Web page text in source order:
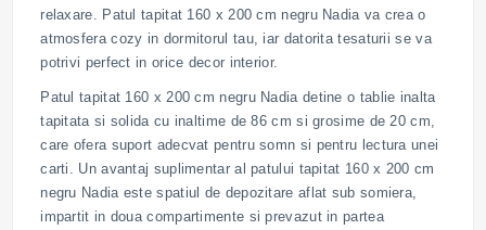
relaxare. Patul tapitat 160 x 200 cm negru Nadia va crea o
atmosfera cozy in dormitorul tau, iar datorita tesaturii se va
potrivi perfect in orice decor interior.
Patul tapitat 160 x 200 cm negru Nadia detine o tablie inalta
tapitata si solida cu inaltime de 86 cm si grosime de 20 cm,
care ofera suport adecvat pentru somn si pentru lectura unei
carti. Un avantaj suplimentar al patului tapitat 160 x 200 cm
negru Nadia este spatiul de depozitare aflat sub somiera,
impartit in doua compartimente si prevazut in partea